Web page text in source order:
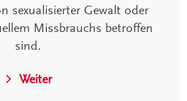
sexualisierter Gewalt oder
Missbrauchs betroffen
sind.
Weiter